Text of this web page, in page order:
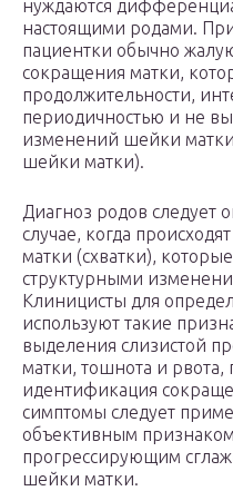
нуждаются
настоящими родами.
пациентки обычно
сокращения матки,
продолжительности,
периодичностью и не
изменений шейки
шейки матки).
Диагноз родов следует
случае, когда
матки (схватки),
структурными
Клиницисты для
используют такие
выделения слизистой
матки, тошнота и рвота,
идентификация
симптомы следует
объективным
прогрессирующим
шейки матки.